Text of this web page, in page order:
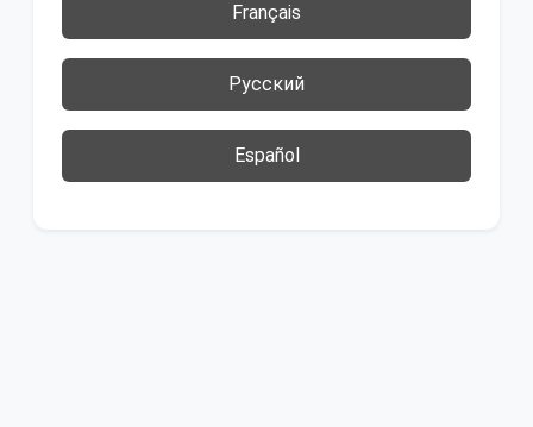
Français
Русский
Español